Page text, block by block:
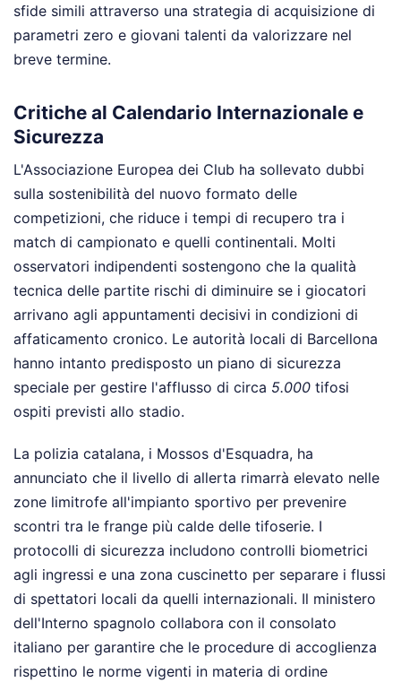
sfide simili attraverso una strategia di acquisizione di
parametri zero e giovani talenti da valorizzare nel
breve termine.
Critiche al Calendario Internazionale e
Sicurezza
L'Associazione Europea dei Club ha sollevato dubbi
sulla sostenibilità del nuovo formato delle
competizioni, che riduce i tempi di recupero tra i
match di campionato e quelli continentali. Molti
osservatori indipendenti sostengono che la qualità
tecnica delle partite rischi di diminuire se i giocatori
arrivano agli appuntamenti decisivi in condizioni di
affaticamento cronico. Le autorità locali di Barcellona
hanno intanto predisposto un piano di sicurezza
speciale per gestire l'afflusso di circa 5.000 tifosi
ospiti previsti allo stadio.
La polizia catalana, i Mossos d'Esquadra, ha
annunciato che il livello di allerta rimarrà elevato nelle
zone limitrofe all'impianto sportivo per prevenire
scontri tra le frange più calde delle tifoserie. I
protocolli di sicurezza includono controlli biometrici
agli ingressi e una zona cuscinetto per separare i flussi
di spettatori locali da quelli internazionali. Il ministero
dell'Interno spagnolo collabora con il consolato
italiano per garantire che le procedure di accoglienza
rispettino le norme vigenti in materia di ordine